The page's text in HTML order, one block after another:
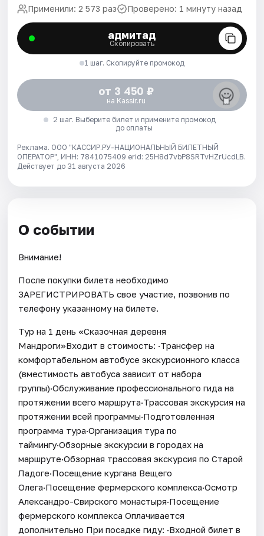
Применили: 2 573 раз Проверено: 1 минуту назад
адмитад
Скопировать
1 шаг. Скопируйте промокод
от 3 450 ₽
на Kassir.ru
2 шаг. Выберите билет и примените промокод
до оплаты
Реклама. ООО "КАССИР.РУ-НАЦИОНАЛЬНЫЙ БИЛЕТНЫЙ
ОПЕРАТОР", ИНН: 7841075409 erid: 25H8d7vbP8SRTvHZrUcdLB.
Действует до 31 августа 2026
О событии
Внимание!
После покупки билета необходимо
ЗАРЕГИСТРИРОВАТЬ свое участие, позвонив по
телефону указанному на билете.
Тур на 1 день «Сказочная деревня
Мандроги»Входит в стоимость: ·Трансфер на
комфортабельном автобусе экскурсионного класса
(вместимость автобуса зависит от набора
группы)·Обслуживание профессионального гида на
протяжении всего маршрута·Трассовая экскурсия на
протяжении всей программы·Подготовленная
программа тура·Организация тура по
таймингу·Обзорные экскурсии в городах на
маршруте·Обзорная трассовая экскурсия по Старой
Ладоге·Посещение кургана Вещего
Олега·Посещение фермерского комплекса·Осмотр
Александро-Свирского монастыря·Посещение
фермерского комплекса Оплачивается
дополнительно При посадке гиду: ·Входной билет в